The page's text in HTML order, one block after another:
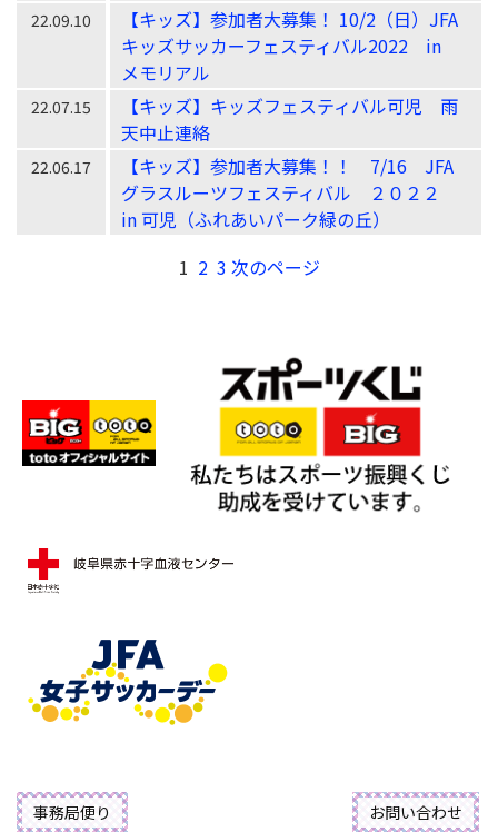
22.09.10
【キッズ】参加者大募集！ 10/2（日）JFA
キッズサッカーフェスティバル2022 in
メモリアル
22.07.15
【キッズ】キッズフェスティバル可児 雨
天中止連絡
22.06.17
【キッズ】参加者大募集！！ 7/16 JFA
グラスルーツフェスティバル ２０２２
in 可児（ふれあいパーク緑の丘）
1 2 3 次のページ
事務局便り お問い合わせ